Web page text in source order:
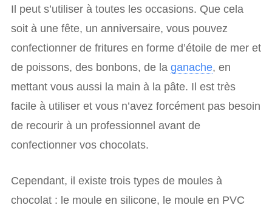
Il peut s’utiliser à toutes les occasions. Que cela
soit à une fête, un anniversaire, vous pouvez
confectionner de fritures en forme d’étoile de mer et
de poissons, des bonbons, de la ganache, en
mettant vous aussi la main à la pâte. Il est très
facile à utiliser et vous n’avez forcément pas besoin
de recourir à un professionnel avant de
confectionner vos chocolats.
Cependant, il existe trois types de moules à
chocolat : le moule en silicone, le moule en PVC